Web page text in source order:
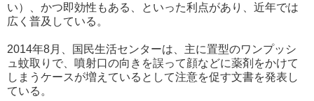
い）、かつ即効性もある、といった利点があり、近年では
広く普及している。
2014年8月、国民生活センターは、主に置型のワンプッシ
ュ蚊取りで、噴射口の向きを誤って顔などに薬剤をかけて
しまうケースが増えているとして注意を促す文書を発表し
ている。